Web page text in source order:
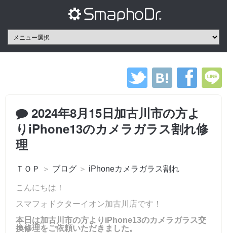
2024年8月15日加古川市の方よ
りiPhone13のカメラガラス割れ修
理
ＴＯＰ ＞ ブログ ＞ iPhoneカメラガラス割れ
こんにちは！
スマフォドクターイオン加古川店です！
本日は加古川市の方よりiPhone13のカメラガラス交
換修理をご依頼いただきました。